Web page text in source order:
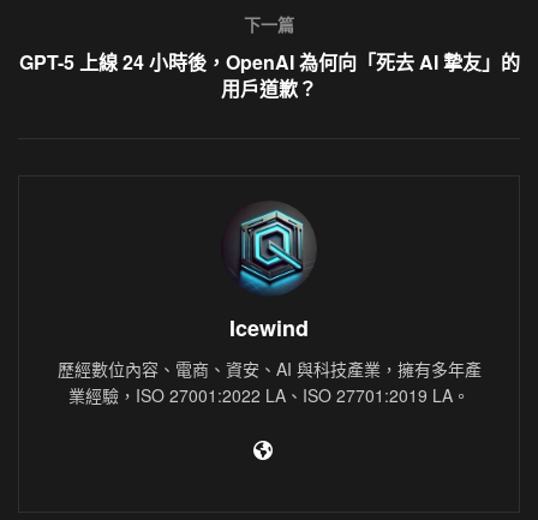
下一篇
GPT-5 上線 24 小時後，OpenAI 為何向「死去 AI 摯友」的
用戶道歉？
Icewind
歷經數位內容、電商、資安、AI 與科技產業，擁有多年產
業經驗，ISO 27001:2022 LA、ISO 27701:2019 LA。